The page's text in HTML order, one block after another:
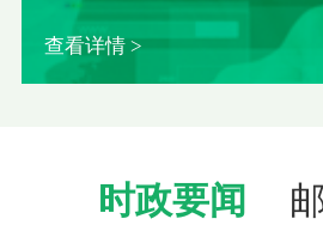
查看详情 >
时政要闻